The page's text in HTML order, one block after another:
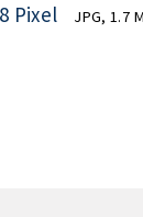
Pixel JPG, 1.7